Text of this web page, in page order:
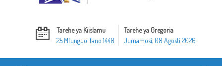
Tarehe ya Kiislamu
25 Mfunguo Tano 1448
Tarehe ya Gregoria
Jumamosi, 08 Agosti 2026